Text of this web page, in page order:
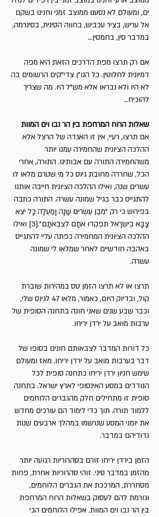
ים, ומעולם לא נסענו ממוצב זמני וחנינו בשקם
אל עריש, בציר עכביש, בחווה הסינית, בסינרמה,
במדבר סין, בחמסין…
אם רק תרצו מפת הדרכים הזאת היא מפה
דמיונית לחלוטין. כל הנו"ן צדי"קים הרשומים בה
לא היו ולא נבראו אלא מש"ל היו. מה שצריך
להוכיח...
שאלות הרוח המרחפת בין הר נבו וים המוות
אם תרצו, רעיי, אין זו האגדה של הרצל אלא
ההלכה הציונית שהחמירה עִמנו יותר
משהחמירה התורה עם אבותינו. התורה, אחרי
הכל, שחררה מחובת גיוס כל מי שטרם מלאו לו
עשרים שנה, ואילו ההלכה הציונית חייבה אותנו
להתגייס כבר בגיל שמונה עשרה. התורה כתבה
בפירוש כי רק "מִבֶּן עֶשְׂרִים שָׁנָה וָמַעְלָה כָּל יֹצֵא
צָבָא בְּיִשְׂרָאֵל תִּפְקְדוּ אֹתָם לְצִבְאֹתָם".[3]
ואילו
ההלכה הציונית המחמירה כפתה עליי להתגייס
באהבה חודשיים לאחר שמלאו לי שמונה
עשרה.
תרצו או לא תרצו הזמן טס במהירות שוברת
קול, ובדיוק היום, כאמור, מלאו 47 לגיוס שלי,
וכבר שבע שנים שאני חונה בתחנה הסופית של
ערבות מואב על ירדן יריחו.
כל דורות המדבר לצבאותם חונים בסופו של
דבר בערבות מואב על ירדן יריחו. מאז ומעולם
שימש חניון ירדן יריחו כתחנה סופית לכל
הנודדים במסע האינסופי לארץ ישראל. בתחנה
סופית זו מתחילים חלק מהגברים הלוחמים
ללמוד תורה. תוך כדי לימוד הם עורכים מחדש
את יומני המסע שנרשמו במהלך ארבעים שנות
נדודיהם במדבר.
הזמן בירדן יריחו זורם בסהרוריות רגועה יותר
מהזמן במדבר סיני. זוהי סהרוריות אחרת, פחות
מסחררת, המרככת את הגברים הלוחמים,
וגורמת להם לעסוק בשאלות הרוח המרחפת
בין הר נבו וים המוות. אפילו הלוחמים הכי